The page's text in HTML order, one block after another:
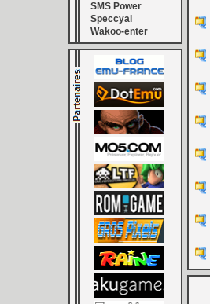
SMS Power
Speccyal
Wakoo-enter